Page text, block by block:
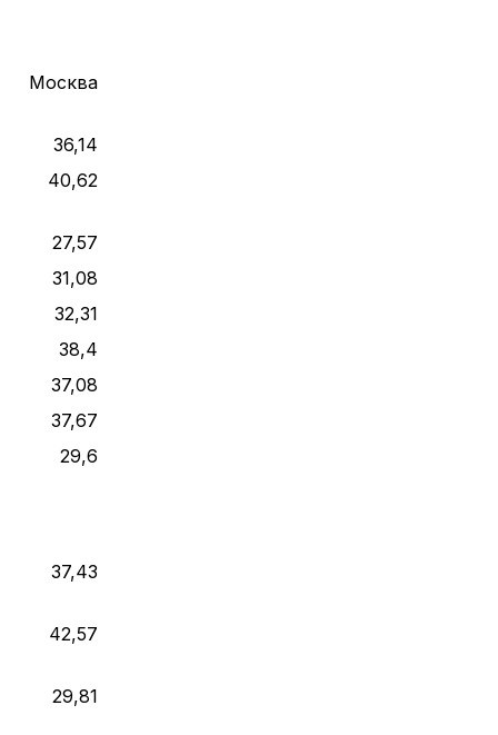
Москва
36,14
40,62
27,57
31,08
32,31
38,4
37,08
37,67
29,6
37,43
42,57
29,81